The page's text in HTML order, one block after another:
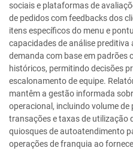
sociais e plataformas de
de pedidos com feedbacks dos
itens específicos do menu e
capacidades de análise
demanda com base em padrões
históricos, permitindo decisões
escalonamento de equipe.
mantêm a gestão informada
operacional, incluindo volume de
transações e taxas de utilização
quiosques de autoatendimento
operações de franquia ao